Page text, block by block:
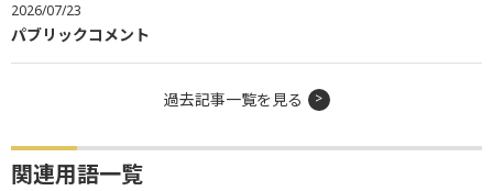
2026/07/23
パブリックコメント
過去記事一覧を見る
関連用語一覧